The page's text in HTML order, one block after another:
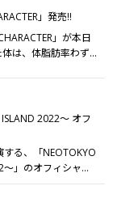
!!
社内の人気者で仕事
恋人同士。デートを
日々の中、安達に転
離れた長崎だった
うがゆえにすれ違
距離恋愛をきっかけ
……。はたしてこの
限定特典として、町
プレゼント!!※特典
第終了となります
」発売!!
」が本日
は、体脂肪率わず
たかと思えば、ア
ゼントでロックに
ーやスイートルー
をしたりと、長谷川
た写真集になってい
カバー版も販売中!!
2022～ オフ
する、「NEOTOKYO
」のオフィシャル
イトや、SUMMER
テムはもちろん、